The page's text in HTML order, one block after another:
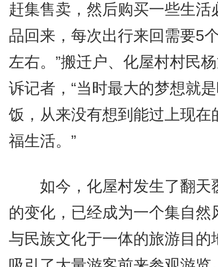
赶集售卖，然后购买一些生活
品回来，每次出行来回需要5
左右。”搬迁户、化屋村村民
诉记者，“当时最大的梦想就
饭，从来没有想到能过上现在
福生活。”
如今，化屋村发生了翻天
的变化，已经成为一个集自然
与民族文化于一体的旅游目的